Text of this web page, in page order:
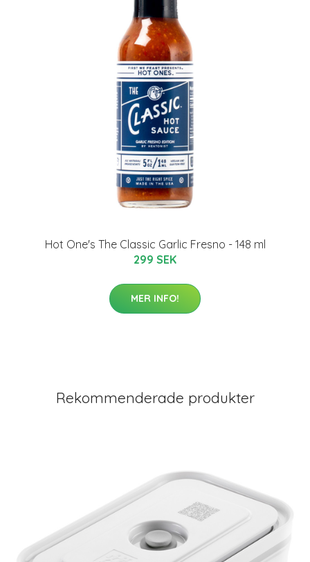
Hot One's The Classic Garlic Fresno - 148 ml
299 SEK
MER INFO!
Rekommenderade produkter